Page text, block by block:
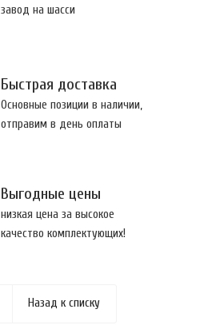
завод на шасси
Быстрая доставка
Основные позиции в наличии,
отправим в день оплаты
Выгодные цены
низкая цена за высокое
качество комплектующих!
Назад к списку